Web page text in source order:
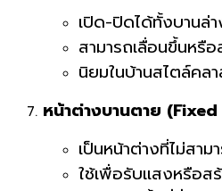
เปิด-ปิดได้ทั้งบานล่
สามารถเลื่อนขึ้นหรื
นิยมในบ้านสไตล์คล
หน้าต่างบานตาย
เป็นหน้าต่างที่ไม่สา
ใช้เพื่อรับแสงหรือส